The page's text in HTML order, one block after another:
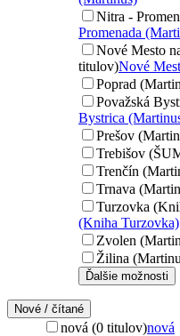
Nitra -
Promenada
Nové Mesto
titulov)Nové
Poprad
Považská
Bystrica
Prešov
Trebišov
Trenčín
Trnava
Turzovka
(Kniha Turzovka)
Zvolen
Žilina
Ďalšie možnosti
Nové / čítané
nová (0 titulov)nová